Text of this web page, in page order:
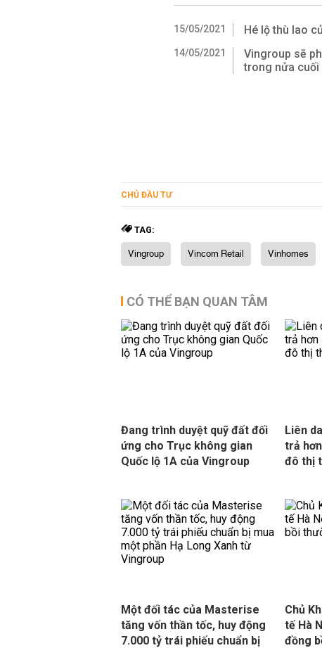
15/05/2021 Hé lộ thù lao
14/05/2021
Vingroup sẽ
trong nửa cuối
CHỦ ĐẦU TƯ
TAG:
Vingroup Vincom Retail Vinhomes
CÓ THỂ BẠN QUAN TÂM
Đang trình duyệt quỹ đất đối
ứng cho Trục không gian
Quốc lộ 1A của Vingroup
Liên
trả
đô thị
Một đối tác của Masterise
tăng vốn thần tốc, huy động
7.000 tỷ trái phiếu chuẩn bị
Chủ
tế Hà
đồng